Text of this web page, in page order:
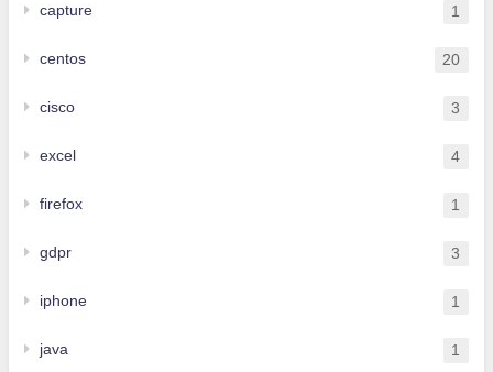
capture 1
centos 20
cisco 3
excel 4
firefox 1
gdpr 3
iphone 1
java 1